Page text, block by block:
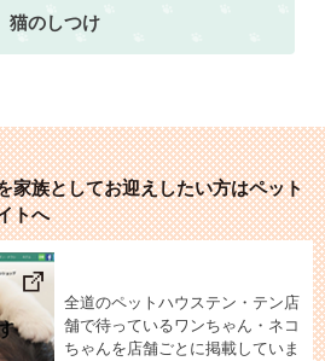
猫のしつけ
家族としてお迎えしたい方はペット
トへ
全道のペットハウステン・テン店
舗で待っているワンちゃん・ネコ
ちゃんを店舗ごとに掲載していま